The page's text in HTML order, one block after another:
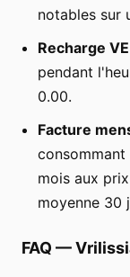
notables sur
Recharge
pendant
0.00.
Facture
mois aux
moyenne 30
FAQ —